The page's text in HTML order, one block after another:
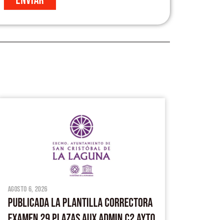
agosto 6, 2026
PUBLICADA LA PLANTILLA CORRECTORA